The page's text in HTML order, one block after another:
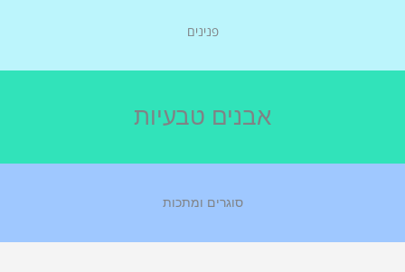
פנינים
אבנים טבעיות
סוגרים ומתכות